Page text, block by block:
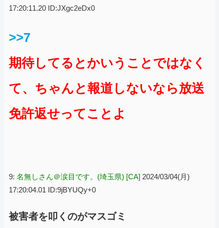
17:20:11.20 ID:JXgc2eDx0
>>7
期待してるとかいうことではなく
て、ちゃんと報道しないなら放送
免許返せってことよ
9: 名無しさん＠涙目です。(埼玉県) [CA] 2024/03/04(月)
17:20:04.01 ID:9jBYUQy+0
被害者を叩くのがマスゴミ